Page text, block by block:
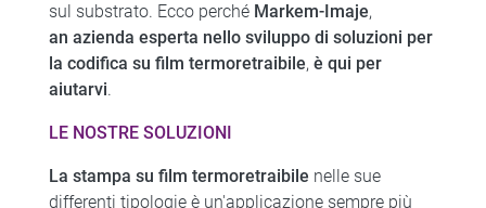
sul substrato. Ecco perché Markem-Imaje,
an azienda esperta nello sviluppo di soluzioni per
la codifica su film termoretraibile, è qui per
aiutarvi.
LE NOSTRE SOLUZIONI
La stampa su film termoretraibile nelle sue
differenti tipologie è un'applicazione sempre più